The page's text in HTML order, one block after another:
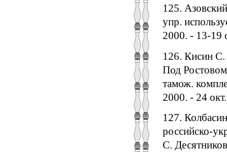
125.
упр.
2000. - 13-19
126. Кисин С.
Под
тамож.
2000. - 24
127.
российско-
С.